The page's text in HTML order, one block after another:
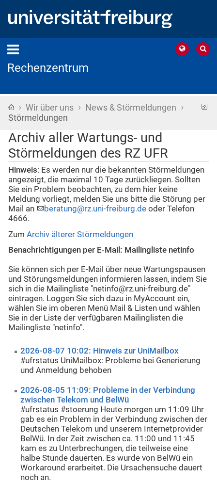
Rechenzentrum
Startseite
› Wir über uns › News & Störmeldungen ›
Störmeldungen
Archiv aller Wartungs- und
Störmeldungen des RZ UFR
Hinweis: Es werden nur die bekannten Störmeldungen
angezeigt, die maximal 10 Tage zurückliegen. Sollten
Sie ein Problem beobachten, zu dem hier keine
Meldung vorliegt, melden Sie uns bitte die Störung per
Mail an
beratung@rz.uni-freiburg.de oder Telefon
4666.
Zum Archiv älterer Störmeldungen
Benachrichtigungen per E-Mail: Mailingliste netinfo
Sie können sich per E-Mail über neue Wartungspausen
und Störungsmeldungen informieren lassen, indem Sie
sich in die Mailingliste "netinfo@rz.uni-freiburg.de"
eintragen. Loggen Sie sich dazu in MyAccount ein,
wählen Sie im oberen Menü Mail & Listen und wählen
Sie in der Liste der verfügbaren Mailinglisten die
Mailingliste "netinfo".
2026-08-07 10:02: Hinweis zur UniMailbox
#ufrstatus UniMailbox: Probleme bei Generierung
und Anmeldung behoben
2026-08-05 11:09: Probleme in der Verbindung
zwischen Telekom und BelWü
#ufrstatus #stoerung Heute morgen um 11:09 Uhr
gab es ein Problem in der Verbindung zwischen der
Deutschen Telekom und unserem Internetprovider
BelWü. In der Zeit zwischen ca. 11:00 und 11:45
kam es zu Unterbrechungen, die teilweise eine
halbe Stunde dauerten. Es wurde von BelWü ein
Workaround erarbeitet. Die Ursachensuche dauert
noch an.